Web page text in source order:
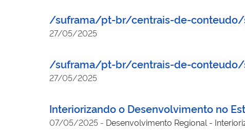
/suframa/pt-br/centrais-de-
27/05/2025
/suframa/pt-br/centrais-de-
27/05/2025
Interiorizando o Desenvolvimento no
07/05/2025 - Desenvolvimento Regional -